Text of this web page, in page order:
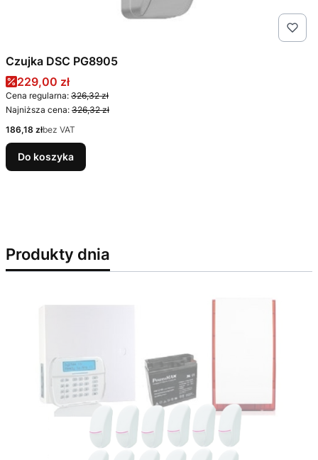
Czujka DSC PG8905
Cena promocyjna
229,00 zł
Cena regularna: 326,32 zł
Najniższa cena: 326,32 zł
Cena
186,18 złbez VAT
Do koszyka
Produkty dnia